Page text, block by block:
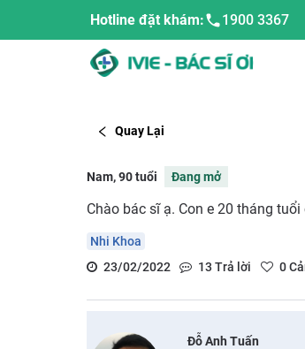
Hotline đặt khám: 1900 3367
Quay Lại
Nam, 90 tuổi Đang mở
Chào bác sĩ ạ. Con e 20 tháng
Nhi Khoa
23/02/2022
13 Trả lời 0
Đỗ Anh Tuấn